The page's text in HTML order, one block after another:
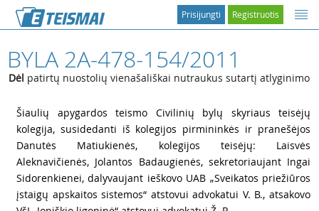
Registruotis
Prisijungti
BYLA 2A-478-154/2011
Dėl patirtų nuostolių vienašališkai nutraukus sutartį atlyginimo
Šiaulių apygardos teismo Civilinių bylų skyriaus teisėjų
kolegija, susidedanti iš kolegijos pirmininkės ir pranešėjos
Danutės Matiukienės, kolegijos teisėjų: Laisvės
Aleknavičienės, Jolantos Badaugienės, sekretoriaujant Ingai
Sidorenkienei, dalyvaujant ieškovo UAB „Sveikatos priežiūros
įstaigų apskaitos sistemos“ atstovui advokatui V. B., atsakovo